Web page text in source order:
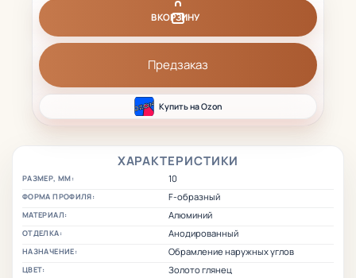
ХАРАКТЕРИСТИКИ
РАЗМЕР, ММ: 10
ФОРМА ПРОФИЛЯ: F-образный
МАТЕРИАЛ: Алюминий
ОТДЕЛКА: Анодированный
НАЗНАЧЕНИЕ: Обрамление наружных углов
ЦВЕТ: Золото глянец
В КОРЗИНУ
Предзаказ
Купить на Ozon